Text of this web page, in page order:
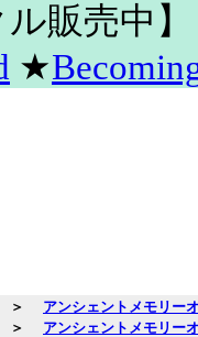
販売中】
★
＞
アンシェントメモリー
＞ アンシェントメモリー